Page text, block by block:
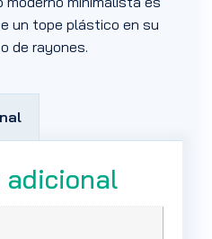
un tope plástico en su
de rayones.
adicional